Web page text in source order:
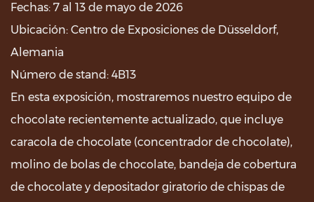
Fechas: 7 al 13 de mayo de 2026
Ubicación: Centro de Exposiciones de Düsseldorf,
Alemania
Número de stand: 4B13
En esta exposición, mostraremos nuestro equipo de
chocolate recientemente actualizado, que incluye
caracola de chocolate (concentrador de chocolate),
molino de bolas de chocolate, bandeja de cobertura
de chocolate y depositador giratorio de chispas de